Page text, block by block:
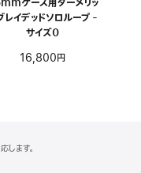
レイデッドソロループ -
サイズ0
16,800円
ます。